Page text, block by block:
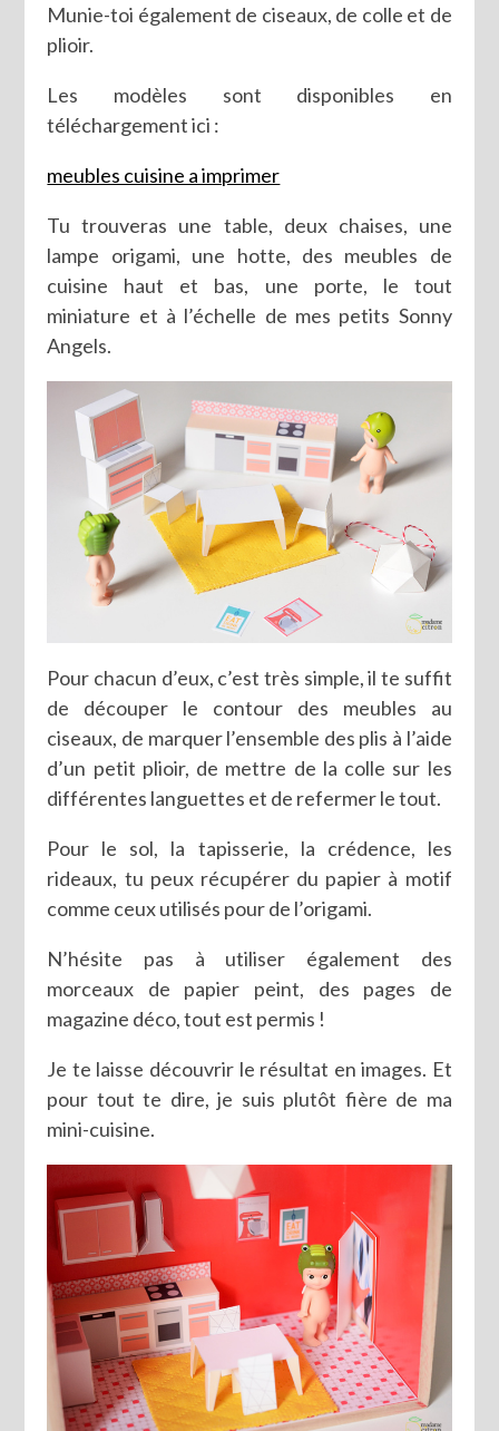
Munie-toi également de ciseaux, de colle et de
plioir.
Les modèles sont disponibles en
téléchargement ici :
meubles cuisine a imprimer
Tu trouveras une table, deux chaises, une
lampe origami, une hotte, des meubles de
cuisine haut et bas, une porte, le tout
miniature et à l’échelle de mes petits Sonny
Angels.
Pour chacun d’eux, c’est très simple, il te suffit
de découper le contour des meubles au
ciseaux, de marquer l’ensemble des plis à l’aide
d’un petit plioir, de mettre de la colle sur les
différentes languettes et de refermer le tout.
Pour le sol, la tapisserie, la crédence, les
rideaux, tu peux récupérer du papier à motif
comme ceux utilisés pour de l’origami.
N’hésite pas à utiliser également des
morceaux de papier peint, des pages de
magazine déco, tout est permis !
Je te laisse découvrir le résultat en images. Et
pour tout te dire, je suis plutôt fière de ma
mini-cuisine.